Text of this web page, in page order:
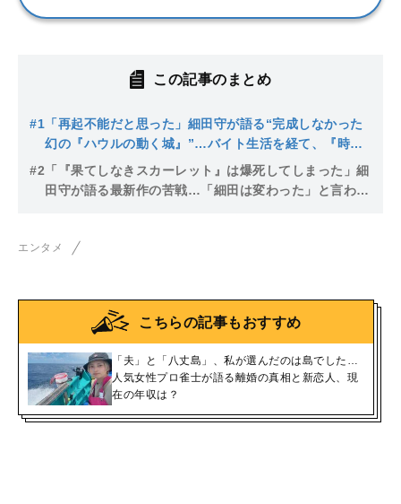
この記事のまとめ
#1 「再起不能だと思った」細田守が語る“完成しなかった
幻の『ハウルの動く城』”…バイト生活を経て、『時を
かける少女』で再起するまで
#2 「『果てしなきスカーレット』は爆死してしまった」細
田守が語る最新作の苦戦…「細田は変わった」と言われ
エンタメ
こちらの記事もおすすめ
「夫」と「八丈島」、私が選んだのは島でした…
人気女性プロ雀士が語る離婚の真相と新恋人、現
在の年収は？